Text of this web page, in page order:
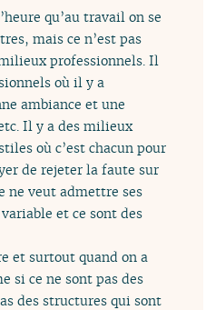
qu’au travail on se
mais ce n’est pas
professionnels. Il
où il y a
ambiance et une
Il y a des milieux
où c’est chacun pour
de rejeter la faute sur
ne veut admettre ses
et ce sont des
et surtout quand on a
si ce ne sont pas des
des structures qui sont